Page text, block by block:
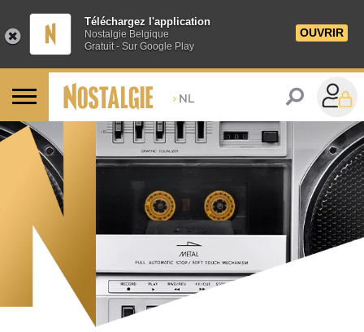
Téléchargez l'application
Nostalgie Belgique
Gratuit - Sur Google Play
OUVRIR
> NL
La playlist Nostalgie